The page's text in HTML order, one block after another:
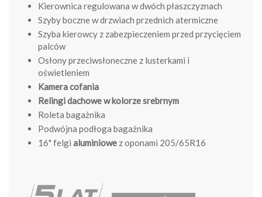
Kierownica regulowana w dwóch płaszczyznach
Szyby boczne w drzwiach przednich atermiczne
Szyba kierowcy z zabezpieczeniem przed przycięciem
palców
Osłony przeciwsłoneczne z lusterkami i
oświetleniem
Kamera cofania
Relingi dachowe w kolorze srebrnym
Roleta bagażnika
Podwójna podłoga bagażnika
16" felgi aluminiowe z oponami 205/65R16